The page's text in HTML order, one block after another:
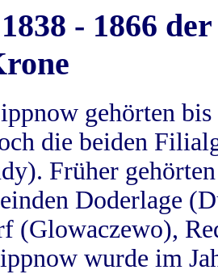
- 1866
gehörten
die beiden
Früher
Doderlage
(Glowaczewo),
wurde im